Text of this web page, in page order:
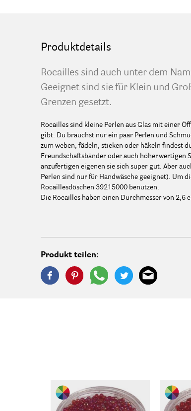
Produktdetails
Rocailles sind auch unter dem
Geeignet sind sie für Klein und
Grenzen gesetzt.
Rocailles sind kleine Perlen aus Glas mit einer
gibt. Du brauchst nur ein paar Perlen und
zum weben, fädeln, sticken oder häkeln findest
Freundschaftsbänder oder auch höherwertigen
anzufertigen eigenen sie sich super gut. Aber
Perlen sind nur für Handwäsche geeignet). Um
Rocaillesdöschen 39215000 benutzen.
Die Rocailles haben einen Durchmesser von 2,6
Produkt teilen: